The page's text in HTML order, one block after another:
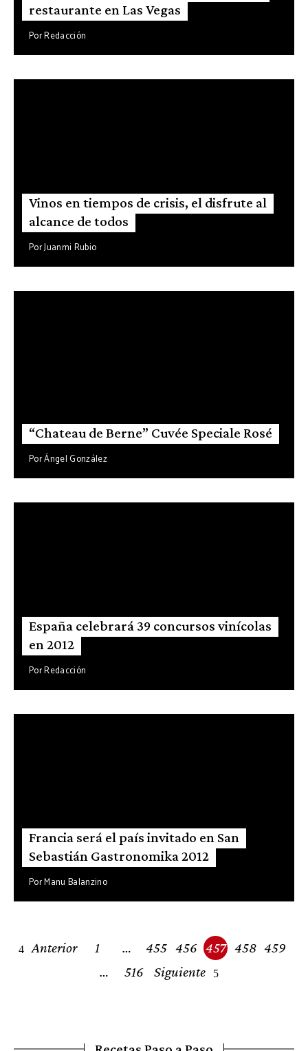
restaurante en Las Vegas
PorRedacción
Vinos en tiempos de crisis, el disfrute al
alcance de todos
PorJuanmi Rubio
“Chateau de Berne” Cuvée Speciale Rosé
PorÁngel González
España celebrará 39 concursos vinícolas
en 2012
PorRedacción
Francia será el país invitado en San
Sebastián Gastronomika 2012
PorManu Balanzino
Posts
Anterior 1 … 455 456 457 458 459
…
516 Siguiente